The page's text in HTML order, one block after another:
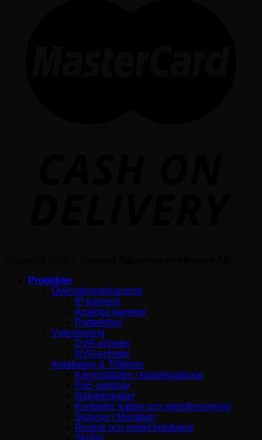
Produkter
Övervakningskameror
IP-kameror
Analoga kameror
Porttelefoni
Videolagring
DVR-enheter
NVR-enheter
Installation & Tillbehör
Kamerafästen / kopplingsboxar
PoE-switchar
Nätverkskabel
Kontakter, kablar och strömförsörjning
Skärmar / Monitorer
Routrar och mobilt bredband
Skyltar